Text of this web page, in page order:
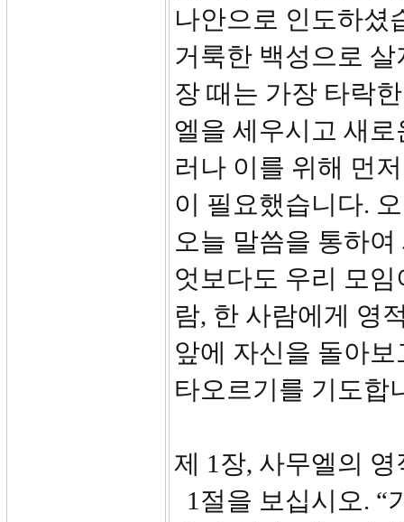
나안으로 인도하셨
거룩한 백성으로
장 때는 가장 타락
엘을 세우시고 새
러나 이를 위해 먼
이 필요했습니다.
오늘 말씀을 통하
엇보다도 우리 모
람, 한 사람에게 영
앞에 자신을 돌아
타오르기를 기도합
제 1장, 사무엘의
1절을 보십시오. “